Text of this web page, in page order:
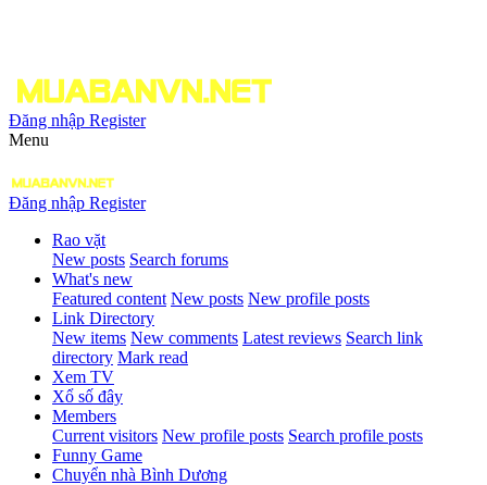
Đăng nhập Register
Menu
Đăng nhập Register
Rao vặt
New posts Search forums
What's new
Featured content New posts New profile posts
Link Directory
New items New comments Latest reviews Search link
directory Mark read
Xem TV
Xổ số đây
Members
Current visitors New profile posts Search profile posts
Funny Game
Chuyển nhà Bình Dương